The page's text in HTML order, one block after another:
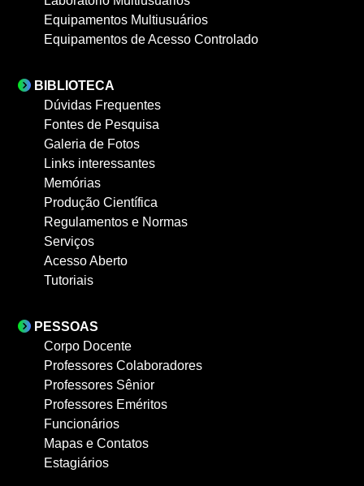
Equipamentos Multiusuários
Equipamentos de Acesso Controlado
BIBLIOTECA
Dúvidas Frequentes
Fontes de Pesquisa
Galeria de Fotos
Links interessantes
Memórias
Produção Científica
Regulamentos e Normas
Serviços
Acesso Aberto
Tutoriais
PESSOAS
Corpo Docente
Professores Colaboradores
Professores Sênior
Professores Eméritos
Funcionários
Mapas e Contatos
Estagiários